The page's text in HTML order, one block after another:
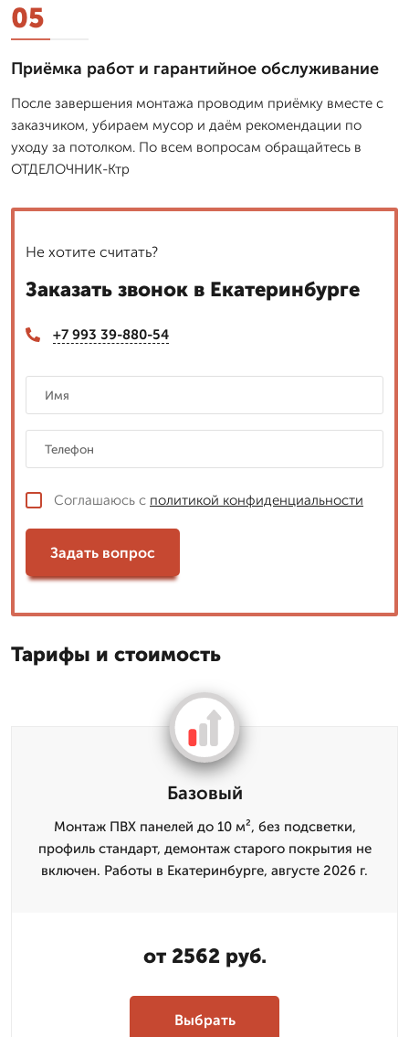
05
Приёмка работ и гарантийное обслуживание
После завершения монтажа проводим приёмку вместе с
заказчиком, убираем мусор и даём рекомендации по
уходу за потолком. По всем вопросам обращайтесь в
ОТДЕЛОЧНИК-Ктр
Не хотите считать?
Заказать звонок в Екатеринбурге
+7 993 39-880-54
Соглашаюсь с политикой конфиденциальности
Задать вопрос
Тарифы и стоимость
Базовый
Монтаж ПВХ панелей до 10 м², без подсветки,
профиль стандарт, демонтаж старого покрытия не
включен. Работы в Екатеринбурге, августе 2026 г.
от 2562 руб.
Выбрать